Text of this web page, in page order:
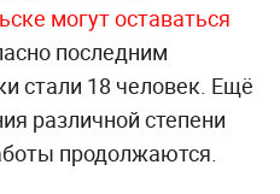
могут оставаться
последним
стали 18 человек. Ещё
различной степени
продолжаются.